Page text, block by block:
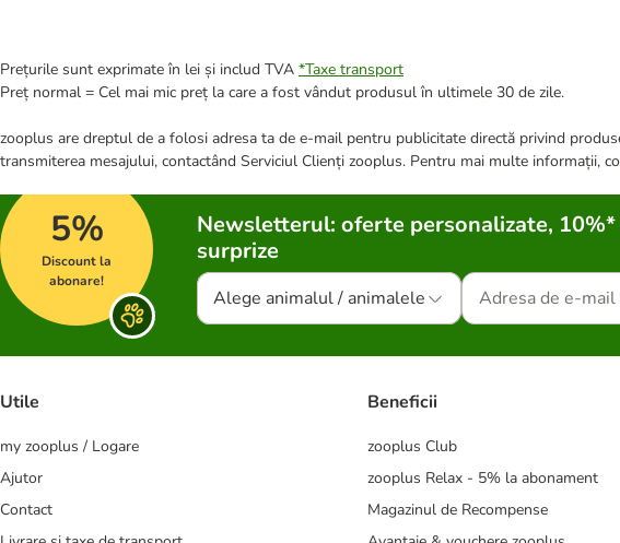
Prețurile sunt exprimate în lei și includ TVA *Taxe transport
Preț normal = Cel mai mic preț la care a fost vândut produsul în ultimele 30 de zile.
zooplus are dreptul de a folosi adresa ta de e-mail pentru publicitate directă privind
transmiterea mesajului, contactând Serviciul Clienți zooplus. Pentru mai multe informații,
5%
Discount la
abonare!
Newsletterul: oferte personalizate,
surprize
Alege animalul / animalele
Utile
my zooplus / Logare
Ajutor
Contact
Beneficii
zooplus Club
zooplus Relax - 5% la abonament
Magazinul de Recompense